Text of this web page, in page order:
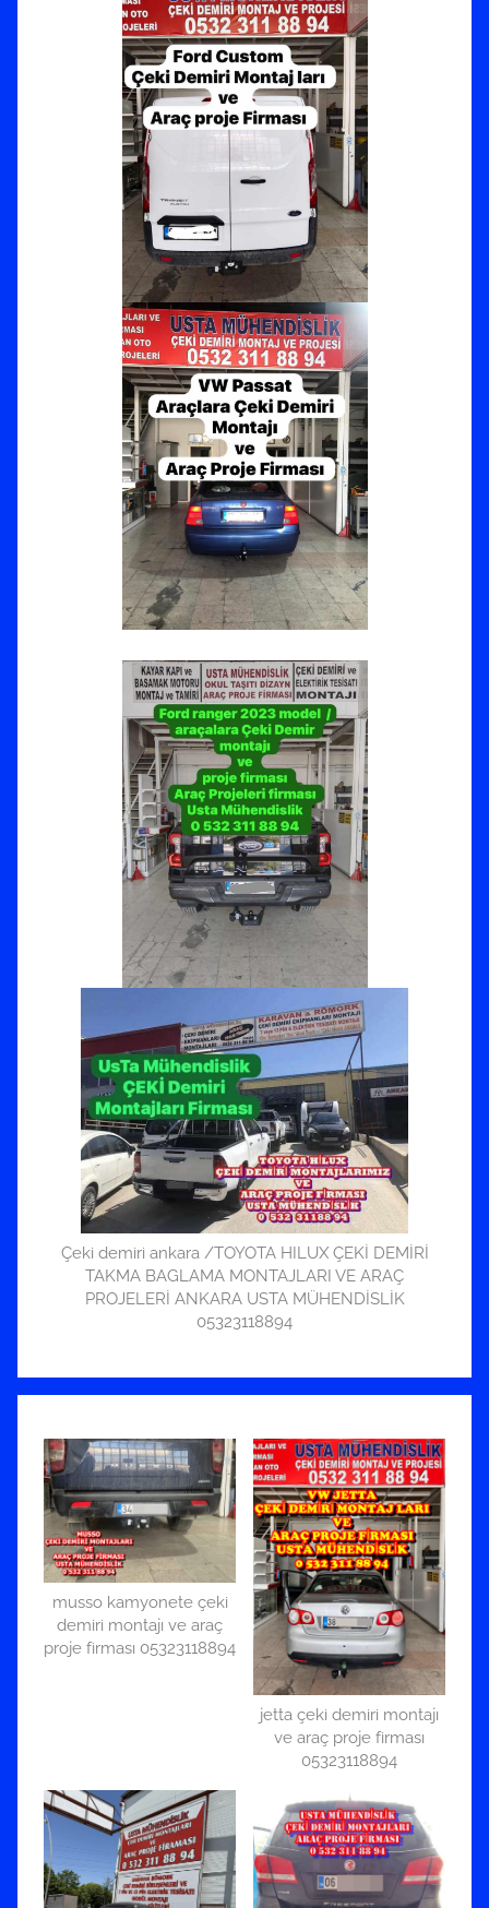
Çeki demiri ankara /TOYOTA HILUX ÇEKİ DEMİRİ
TAKMA BAGLAMA MONTAJLARI VE ARAÇ
PROJELERİ ANKARA USTA MÜHENDİSLİK
05323118894
musso kamyonete çeki
demiri montajı ve araç
proje firması 05323118894
jetta çeki demiri montajı
ve araç proje firması
05323118894